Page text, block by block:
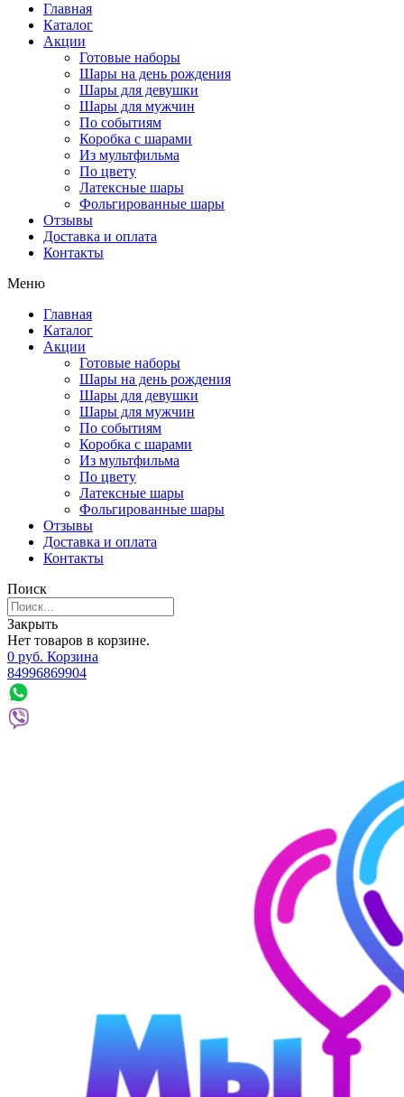
Главная
Каталог
Акции
Готовые наборы
Шары на день рождения
Шары для девушки
Шары для мужчин
По событиям
Коробка с шарами
Из мультфильма
По цвету
Латексные шары
Фольгированные шары
Отзывы
Доставка и оплата
Контакты
Меню
Главная
Каталог
Акции
Готовые наборы
Шары на день рождения
Шары для девушки
Шары для мужчин
По событиям
Коробка с шарами
Из мультфильма
По цвету
Латексные шары
Фольгированные шары
Отзывы
Доставка и оплата
Контакты
Поиск
Закрыть
Нет товаров в корзине.
0 руб. Корзина
84996869904